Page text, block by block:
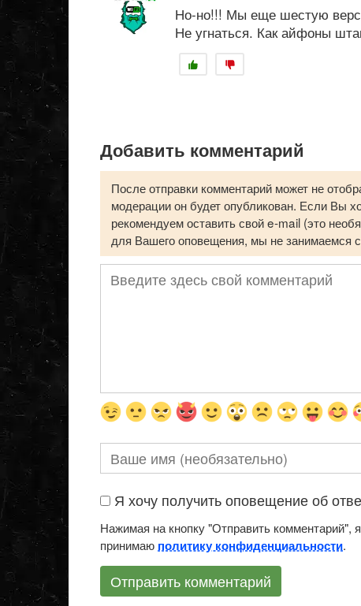
Но-но!!! Мы еще шестую
Не угнаться. Как айфоны
Добавить комментарий
После отправки комментарий может не
модерации он будет опубликован. Если Вы
рекомендуем оставить свой e-mail (это
для Вашего оповещения, мы не занимаемся
Я хочу получить оповещение об
Нажимая на кнопку "Отправить комментарий",
принимаю политику конфиденциальности.